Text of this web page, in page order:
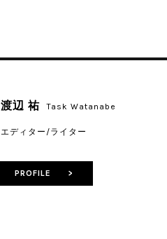
渡辺 祐 Task Watanabe
エディター/ライター
PROFILE >